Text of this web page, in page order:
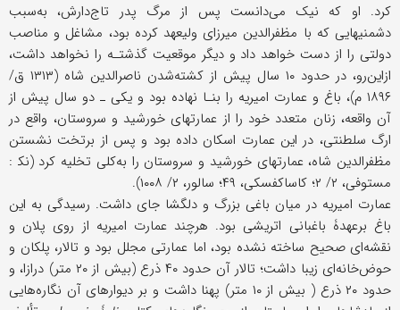
کرد. او که نیک می‌دانست پس از مرگ پدر تاج‌دارش، به‌سبب
دشمنیهایی که با مظفرالدین میرزای ولیعهد کرده بود، مشاغل و مناصب
دولتی را از دست خواهد داد و دیگر موقعیت گذشتـه را نخواهد داشت،
ازاین‌رو، در حدود ۱۰ سال پیش از کشته‌شدن ناصرالدین شاه (۱۳۱۳ ق/
۱۸۹۶ م)، باغ و عمارت امیریه را بنـا نهاده بود و یکی ـ دو سال پیش از
آن واقعه، زنان متعدد خود را از عمارتهای خورشید و سروستان، واقع در
ارگ سلطنتی، در این عمارت اسکان داده بود و پس از برتخت نشستن
مظفرالدین شاه، عمارتهای خورشید و سروستان را به‌کلی تخلیه کرد (نک‍ :
مستوفی، ۲/ ۲؛ کاساکفسکی، ۴۹؛ سالور، ۲/ ۱۰۰۸).
عمارت امیریه در میان باغی بزرگ و دلگشا جای داشت. رسیدگی به این
باغ برعهدۀ باغبانی اتریشی بود. هرچند عمارت امیریه از روی پلان و
نقشه‌ای صحیح ساخته نشده بود، اما عمارتی مجلل بود و تالار، پلکان و
حوض‌خانه‌ای زیبا داشت؛ تالار آن حدود ۴۰ ذرع (بیش از ۲۰ متر) درازا، و
حدود ۲۰ ذرع ( بیش از ۱۰ متر) پهنا داشت و بر دیوارهای آن نگاره‌هایی